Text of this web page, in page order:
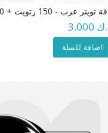
تويتر عرب - 150 رتويت + 300 لايك
اضافة للسلة